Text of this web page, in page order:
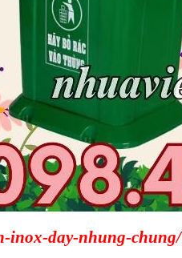
inox-day-nhung-chung/